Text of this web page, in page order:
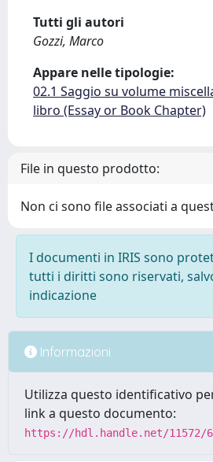
Tutti gli autori
Gozzi, Marco
Appare nelle tipologie:
02.1 Saggio su volume
libro (Essay or Book Chapter)
File in questo prodotto:
Non ci sono file associati a
I documenti in IRIS sono
tutti i diritti sono riservati,
indicazione
Informazioni
Utilizza questo identificativo
link a questo documento:
https://hdl.handle.net/11572/